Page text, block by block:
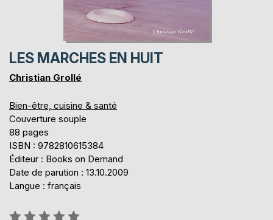
LES MARCHES EN HUIT
Christian Grollé
Bien-être, cuisine & santé
Couverture souple
88 pages
ISBN : 9782810615384
Éditeur : Books on Demand
Date de parution : 13.10.2009
Langue : français
Évaluation: